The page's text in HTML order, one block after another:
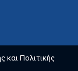
και Πολιτικής